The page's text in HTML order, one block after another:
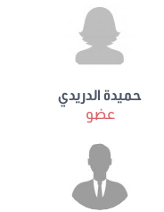
حميدة الدريدي
عضو